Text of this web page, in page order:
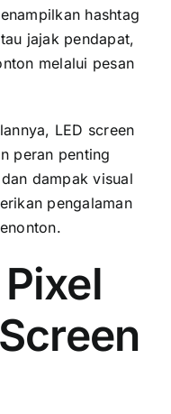
hashtag
jajak pendapat,
mеlаluі pesan
LED screen
peran penting
dampak visual
pengalaman